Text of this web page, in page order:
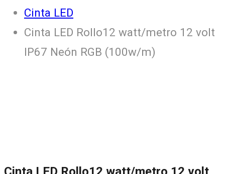
Cinta LED
Cinta LED Rollo12 watt/metro 12 volt
IP67 Neón RGB (100w/m)